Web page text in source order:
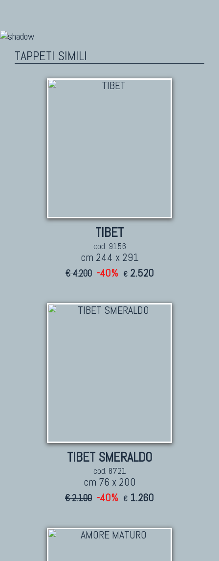
TAPPETI SIMILI
TIBET
cod. 9156
cm 244 x 291
€ 4.200 -40% € 2.520
TIBET SMERALDO
cod. 8721
cm 76 x 200
€ 2.100 -40% € 1.260